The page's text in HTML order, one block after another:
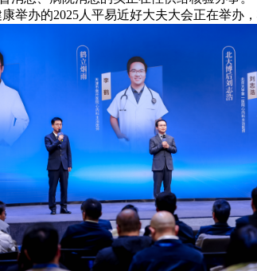
举办的2025人平易近好大夫大会正在举